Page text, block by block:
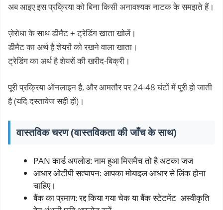
अब आइए इस प्रक्रिया को बिना किसी अनावश्यक नाटक के समझते हैं।
ज़ेरोधा के साथ डीमैट + ट्रेडिंग खाता खोलें।
डीमैट का अर्थ है शेयरों को रखने वाला खाता।
ट्रेडिंग का अर्थ है शेयरों की खरीद-बिक्री।
पूरी प्रक्रिया ऑनलाइन है, और आमतौर पर 24-48 घंटों में पूरी हो जाती
है (यदि दस्तावेज सही हों)।
वास्तविक चरण (वास्तविकता की जाँच के साथ)
PAN कार्ड अपलोड: नाम हुआ मिसमैच तो है अटका जज
आधार ओटीपी सत्यापन: आपका मोबाइल आधार से लिंक होना
चाहिए।
बैंक का प्रमाण: रद्द किया गया चेक या बैंक स्टेटमेंट अस्वीकृति